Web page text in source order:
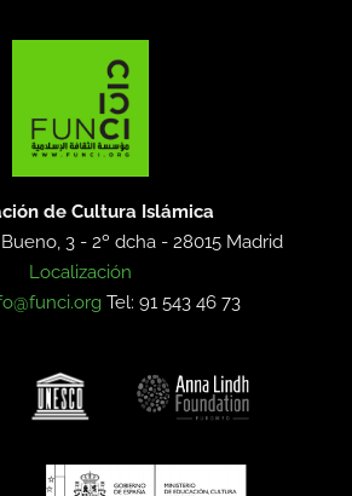
de Cultura Islámica
3 - 2º dcha -28015 Madrid
Localización
Tel: 91 543 46 73